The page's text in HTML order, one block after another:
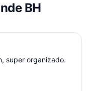
BH
super organizado.